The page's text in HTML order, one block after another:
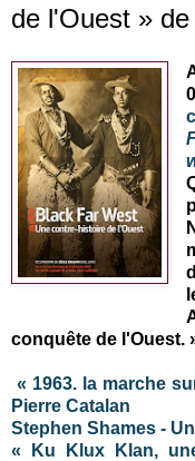
de l'Ouest »
conquête de l'Ouest.
« 1963. la marche
Pierre Catalan
Stephen Shames -
« Ku Klux Klan,